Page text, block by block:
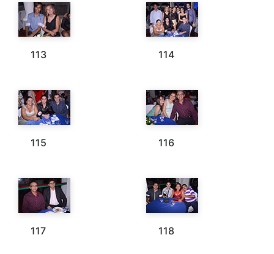
113 114
115 116
117 118